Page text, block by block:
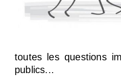
toutes les questions
publics...